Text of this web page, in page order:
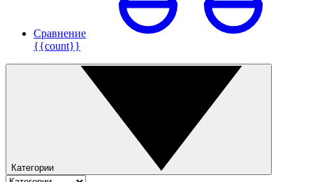
Сравнение
{{count}}
Категории